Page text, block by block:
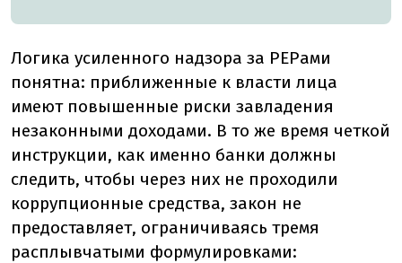
Логика усиленного надзора за PEPами
понятна: приближенные к власти лица
имеют повышенные риски завладения
незаконными доходами. В то же время четкой
инструкции, как именно банки должны
следить, чтобы через них не проходили
коррупционные средства, закон не
предоставляет, ограничиваясь тремя
расплывчатыми формулировками: